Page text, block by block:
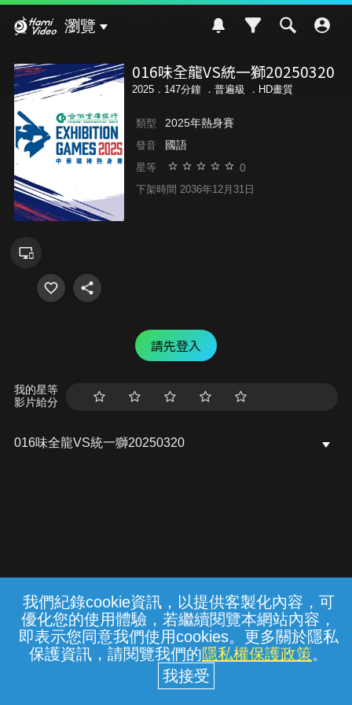
我們紀錄cookie資訊，以提供客製化內容，可
優化您的使用體驗，若繼續閱覽本網站內容，
即表示您同意我們使用cookies。更多關於隱私
保護資訊，請閱覽我們的隱私權保護政策。
瀏覽
016味全龍VS統一獅20250320
2025．147分鐘 ． 普遍級 ．HD畫質
類型 2025年熱身賽
發音 國語
星等 0
下架時間 2036年12月31日
請先登入
我的星等
影片給分
016味全龍VS統一獅20250320
常見問題 線上客服 服務條款 隱私權保護
中華電信股份有限公司個人家庭分公司
(統一編號：96979949) © 2026
{{notifyMsg}}